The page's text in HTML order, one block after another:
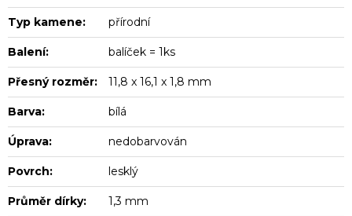
Typ kamene: přírodní
Balení: balíček = 1ks
Přesný rozměr: 11,8 x 16,1 x 1,8 mm
Barva: bílá
Úprava: nedobarvován
Povrch: lesklý
Průměr dírky: 1,3 mm